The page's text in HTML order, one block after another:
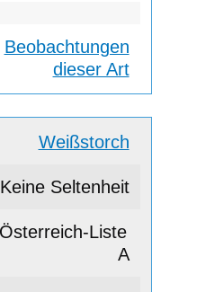
Beobachtungen
dieser Art
Weißstorch
Keine Seltenheit
A